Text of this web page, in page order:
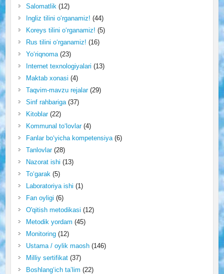
Salomatlik (12)
Ingliz tilini o‘rganamiz! (44)
Koreys tilini o‘rganamiz! (5)
Rus tilini o‘rganamiz! (16)
Yo‘riqnoma(23)
Internet texnologiyalari (13)
Maktab xonasi (4)
Taqvim-mavzu rejalar(29)
Sinf rahbariga(37)
Kitoblar(22)
Kommunal to‘lovlar(4)
Fanlar bo‘yicha kompetensiya(6)
Tanlovlar(28)
Nazorat ishi (13)
To‘garak (5)
Laboratoriya ishi (1)
Fan oyligi (6)
O'qitish metodikasi (12)
Metodik yordam (45)
Monitoring(12)
Ustama / oylik maosh(146)
Milliy sertifikat(37)
Boshlang‘ich ta’lim (22)